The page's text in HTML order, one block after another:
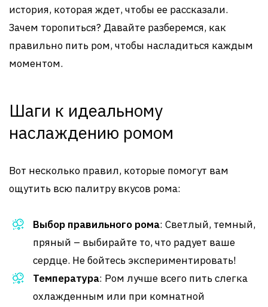
история, которая ждет, чтобы ее рассказали.
Зачем торопиться? Давайте разберемся, как
правильно пить ром, чтобы насладиться каждым
моментом.
Шаги к идеальному
наслаждению ромом
Вот несколько правил, которые помогут вам
ощутить всю палитру вкусов рома:
Выбор правильного рома: Светлый, темный,
пряный – выбирайте то, что радует ваше
сердце. Не бойтесь экспериментировать!
Температура: Ром лучше всего пить слегка
охлажденным или при комнатной